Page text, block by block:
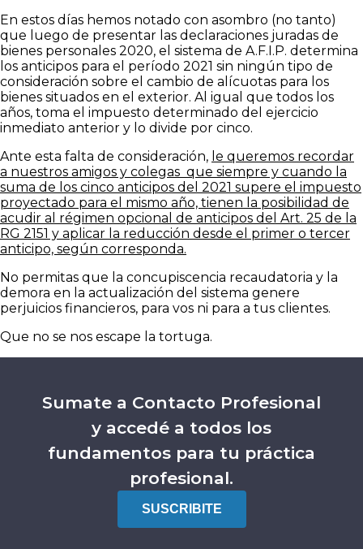
En estos días hemos notado con asombro (no tanto)
que luego de presentar las declaraciones juradas de
bienes personales 2020, el sistema de A.F.I.P. determina
los anticipos para el período 2021 sin ningún tipo de
consideración sobre el cambio de alícuotas para los
bienes situados en el exterior. Al igual que todos los
años, toma el impuesto determinado del ejercicio
inmediato anterior y lo divide por cinco.
Ante esta falta de consideración, le queremos recordar
a nuestros amigos y colegas que siempre y cuando la
suma de los cinco anticipos del 2021 supere el impuesto
proyectado para el mismo año, tienen la posibilidad de
acudir al régimen opcional de anticipos del Art. 25 de la
RG 2151 y aplicar la reducción desde el primer o tercer
anticipo, según corresponda.
No permitas que la concupiscencia recaudatoria y la
demora en la actualización del sistema genere
perjuicios financieros, para vos ni para a tus clientes.
Que no se nos escape la tortuga.
Sumate a Contacto Profesional
y accedé a todos los
fundamentos para tu práctica
profesional.
SUSCRIBITE